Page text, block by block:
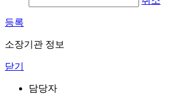
등록
소장기관 정보
닫기
담당자